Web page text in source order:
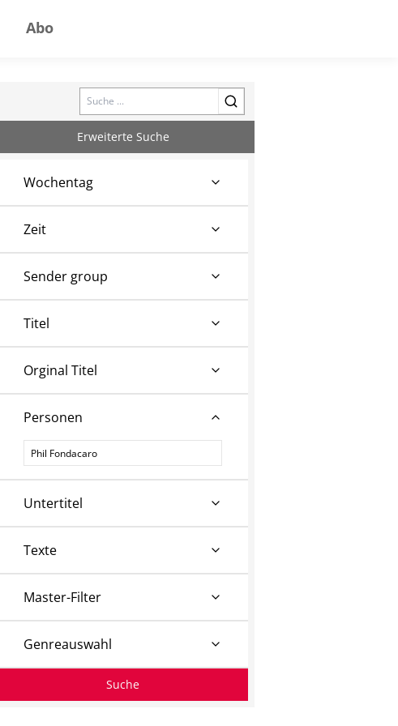
Abo
Search
Erweiterte Suche
Wochentag
Zeit
Sender group
Titel
Orginal Titel
Personen
Personen
Untertitel
Texte
Master-Filter
Genreauswahl
Suche